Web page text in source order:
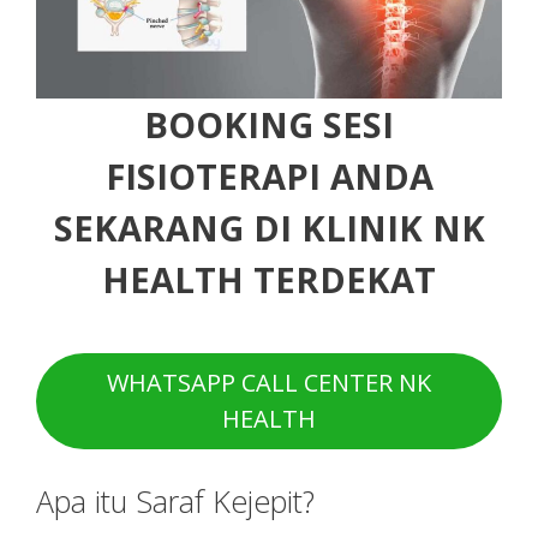
BOOKING SESI
FISIOTERAPI ANDA
SEKARANG DI KLINIK NK
HEALTH TERDEKAT
WHATSAPP CALL CENTER NK
HEALTH
Apa itu Saraf Kejepit?